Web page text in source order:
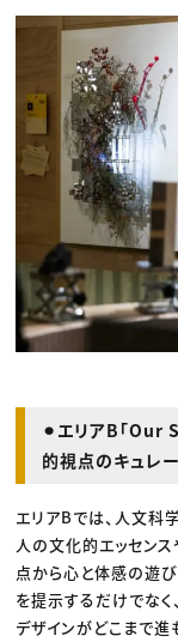
⚫︎エリアB「Our
的視点のキュレ
エリアBでは、人文科
人の文化的エッセン
点から心と体感の遊
を提示するだけでなく
デザインがどこまで